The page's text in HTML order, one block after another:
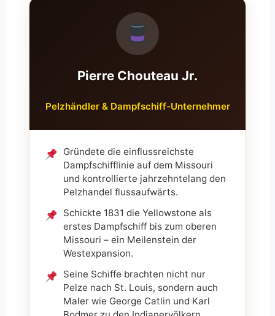
Pierre Chouteau Jr.
Pelzhändler & Dampfschiff-Unternehmer
Gründete die einflussreichste
Dampfschifflinie auf dem Missouri
und kontrollierte jahrzehntelang den
Pelzhandel flussaufwärts.
Schickte 1831 die Yellowstone als
erstes Dampfschiff bis zum oberen
Missouri – ein Meilenstein der
Westexpansion.
Seine Schiffe brachten nicht nur
Pelze nach St. Louis, sondern auch
Maler wie George Catlin und Karl